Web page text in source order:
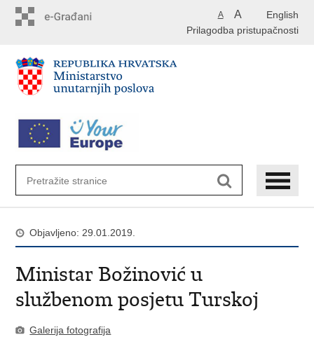
English
A A
Prilagodba pristupačnosti
Objavljeno: 29.01.2019.
Ministar Božinović u
službenom posjetu Turskoj
Galerija fotografija